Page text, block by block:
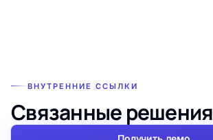
ВНУТРЕННИЕ ССЫЛКИ
Связанные решения